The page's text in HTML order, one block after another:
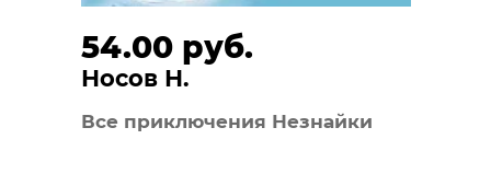
54.00 руб.
Носов Н.
Все приключения Незнайки